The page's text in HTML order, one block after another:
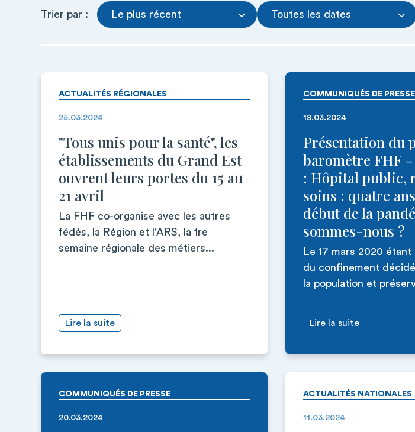
Toutes les dates
Trier par : Le plus récent
ACTUALITÉS RÉGIONALES
25.03.2024
"Tous unis pour la santé", les
établissements du Grand Est
ouvrent leurs portes du 15 au
21 avril
La FHF co-organise avec les autres
fédés, la Région et l'ARS, la 1re
semaine régionale des métiers...
Lire la suite
COMMUNIQUÉS DE PRESSE
18.03.2024
Présentation du
baromètre FHF
: Hôpital public,
soins : quatre
début de la
sommes-nous ?
Le 17 mars 2020
du confinement
la population et
Lire la suite
COMMUNIQUÉS DE PRESSE
20.03.2024
ACTUALITÉS NATIONALES
11.03.2024